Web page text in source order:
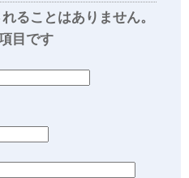
ることはありません。
目です